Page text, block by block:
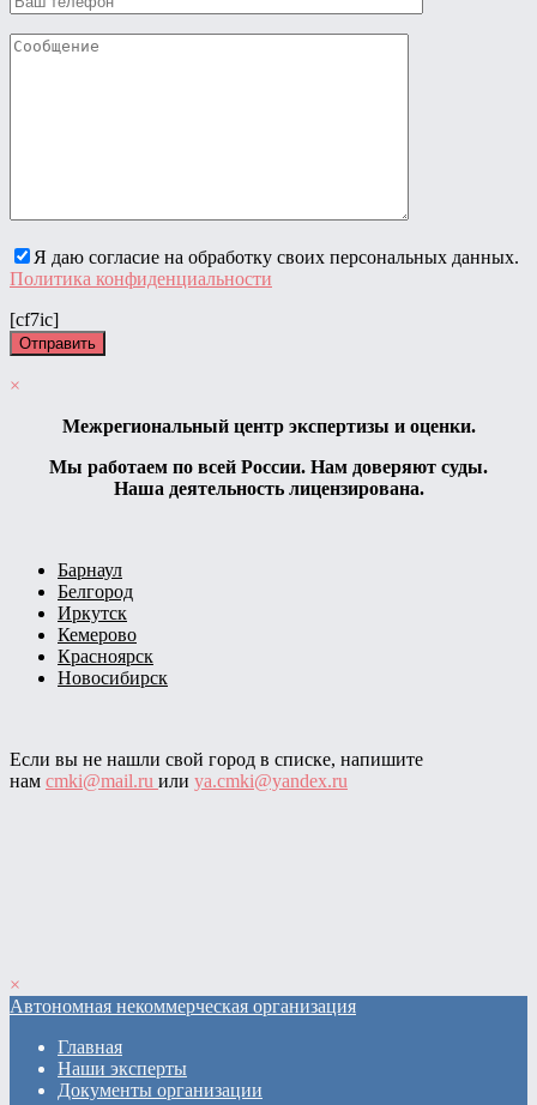
Я даю согласие на обработку своих персональных данных.
Политика конфиденциальности
[cf7ic]
×
Межрегиональный центр экспертизы и оценки.
Мы работаем по всей России. Нам доверяют суды.
Наша деятельность лицензирована.
Барнаул
Белгород
Иркутск
Кемерово
Красноярск
Новосибирск
Если вы не нашли свой город в списке, напишите
нам cmki@mail.ru или ya.cmki@yandex.ru
×
Автономная некоммерческая организация
Главная
Наши эксперты
Документы организации